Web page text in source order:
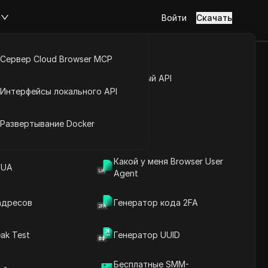
Открытый API
Какой у меня Browser User
Agent
Генератор кода 2FA
Test Генератор UUID
Бесплатные SMM-
Сервер Cloud Browser MCP
Интерфейсы локального API
Развертывание Docker
Войти Скачать
на
за технологиями.
Введение в содержание